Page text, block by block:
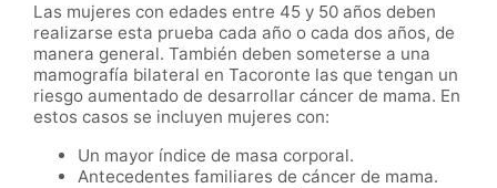
Las mujeres con edades entre 45 y 50 años deben
realizarse esta prueba cada año o cada dos años, de
manera general. También deben someterse a una
mamografía bilateral en Tacoronte las que tengan un
riesgo aumentado de desarrollar cáncer de mama. En
estos casos se incluyen mujeres con:
Un mayor índice de masa corporal.
Antecedentes familiares de cáncer de mama.